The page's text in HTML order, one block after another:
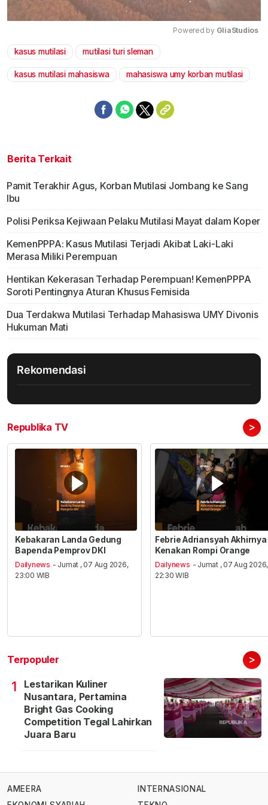
Powered by GliaStudios
kasus mutilasi mutilasi turi sleman
kasus mutilasi mahasiswa mahasiswa umy korban mutilasi
Berita Terkait
Pamit Terakhir Agus, Korban Mutilasi Jombang ke Sang
Ibu
Polisi Periksa Kejiwaan Pelaku Mutilasi Mayat dalam Koper
KemenPPPA: Kasus Mutilasi Terjadi Akibat Laki-Laki
Merasa Miliki Perempuan
Hentikan Kekerasan Terhadap Perempuan! KemenPPPA
Soroti Pentingnya Aturan Khusus Femisida
Dua Terdakwa Mutilasi Terhadap Mahasiswa UMY Divonis
Hukuman Mati
Rekomendasi
Republika TV >
Kebakaran Landa Gedung
Bapenda Pemprov DKI
Dailynews - Jumat , 07 Aug 2026,
23:00 WIB
Febrie Adriansyah Akhirnya
Kenakan Rompi Orange
Dailynews - Jumat , 07 Aug 2026,
22:30 WIB
Terpopuler >
1
Lestarikan Kuliner
Nusantara, Pertamina
Bright Gas Cooking
Competition Tegal Lahirkan
Juara Baru
AMEERA
INTERNASIONAL